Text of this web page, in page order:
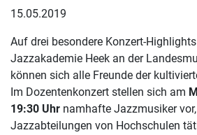
15.05.2019
Auf drei besondere Konzert-
Jazzakademie Heek an der
können sich alle Freunde der
Im Dozentenkonzert stellen sich am
19:30 Uhr namhafte Jazzmusiker
Jazzabteilungen von Hochschulen